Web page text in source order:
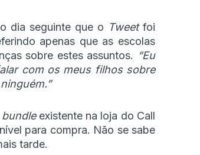
dia seguinte que o Tweetfoi
apenas que as escolas
sobre estes assuntos. “Eu
com os meus filhos sobre
bundleexistente na loja do Call
para compra. Não se sabe
tarde.